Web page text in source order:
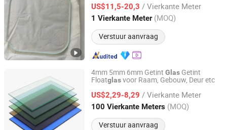
US$11,5-20,3 / Vierkante Meter
1 Vierkante Meter (MOQ)
Verstuur aanvraag
Shandong, China Sinds 2026
4mm 5mm 6mm Getint Glas Getint
Floatglasvoor Raam, Gebouw, Deur etc
US$2,29-8,29 / Vierkante Meter
100 Vierkante Meters (MOQ)
Verstuur aanvraag
A&T GLASS INDUSTRY CO., LIMITED
Shandong, China Sinds 2017